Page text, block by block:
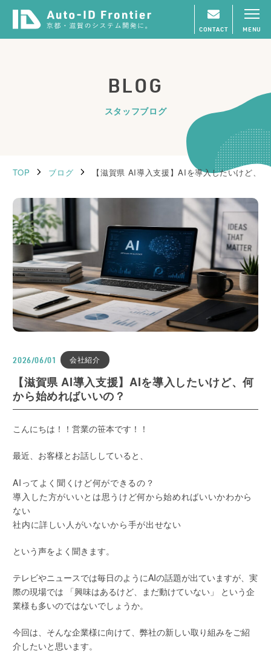
CONTACT MENU
BLOG
スタッフブログ
TOP ブログ 【滋賀県 AI導入支援】AIを導入したいけど、
2026/06/01 会社紹介
【滋賀県 AI導入支援】AIを導入したいけど、何
から始めればいいの？
こんにちは！！営業の笹本です！！
最近、お客様とお話ししていると、
AIってよく聞くけど何ができるの？
導入した方がいいとは思うけど何から始めればいいかわから
ない
社内に詳しい人がいないから手が出せない
という声をよく聞きます。
テレビやニュースでは毎日のようにAIの話題が出ていますが、実
際の現場では 「興味はあるけど、まだ動けていない」 という企
業様も多いのではないでしょうか。
今回は、そんな企業様に向けて、弊社の新しい取り組みをご紹
介したいと思います。